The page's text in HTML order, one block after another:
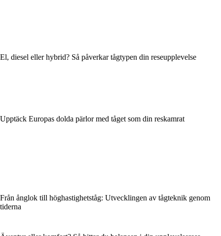
El, diesel eller hybrid? Så påverkar tågtypen din reseupplevelse
Upptäck Europas dolda pärlor med tåget som din reskamrat
Från ånglok till höghastighetståg: Utvecklingen av tågteknik genom
tiderna